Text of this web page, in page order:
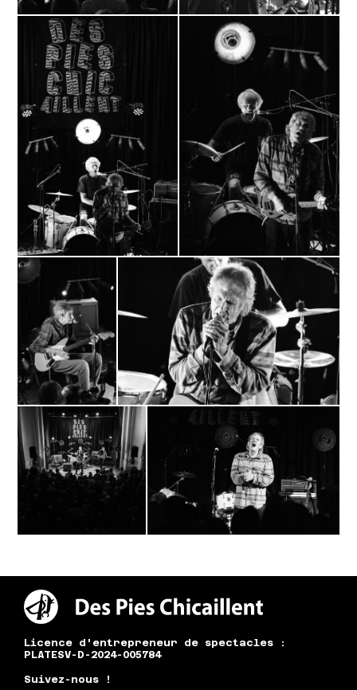
Licence d'entrepreneur de spectacles :
PLATESV-D-2024-005784
Suivez-nous !